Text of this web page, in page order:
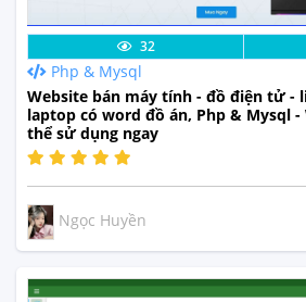
Lưu code
32
Php & Mysql
Website bán máy tính - đồ điện tử -
laptop có word đồ án, Php & Mysql -
thể sử dụng ngay
Ngọc Huyền